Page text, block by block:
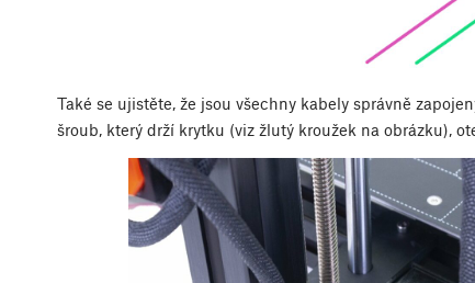
Také se ujistěte, že jsou všechny kabely správně
šroub, který drží krytku (viz žlutý kroužek na obrázku),